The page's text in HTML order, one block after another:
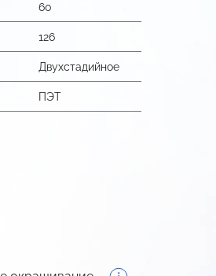
60
126
Двухстадийное
ПЭТ